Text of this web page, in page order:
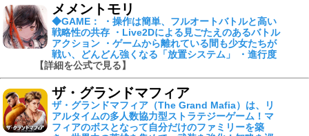
メメントモリ
◆GAME： ・操作は簡単、フルオートバトルと高い
戦略性の共存 ・Live2Dによる見ごたえのあるバトル
アクション ・ゲームから離れている間も少女たちが
戦い、どんどん強くなる「放置システム」 ・進行度
【詳細を公式で見る】
ザ・グランドマフィア
ザ・グランドマフィア（The Grand Mafia）は、リ
アルタイムの多人数協力型ストラテジーゲーム！マ
フィアのボスとなって自分だけのファミリーを築